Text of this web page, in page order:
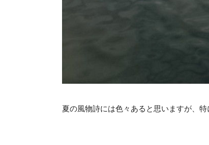
夏の風物詩には色々あると思いますが、